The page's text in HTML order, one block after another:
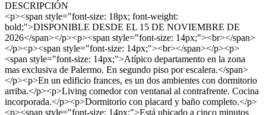
DESCRIPCIÓN
<p><span style="font-size: 18px; font-weight:
bold;">DISPONIBLE DESDE EL 15 DE NOVIEMBRE DE
2026</span></p><p><span style="font-size: 14px;"><br></span>
</p><p><span style="font-size: 14px;"><br></span></p><p>
<span style="font-size: 14px;">Atípico departamento en la zona
mas exclusiva de Palermo. En segundo piso por escalera.</span>
</p><p>En un edificio frances, es un dos ambientes con dormitorio
arriba.</p><p>Living comedor con ventanal al contrafrente. Cocina
incorporada.</p><p>Dormitorio con placard y baño completo.</p>
<p><span style="font-size: 14px;">Está ubicado a cinco minutos